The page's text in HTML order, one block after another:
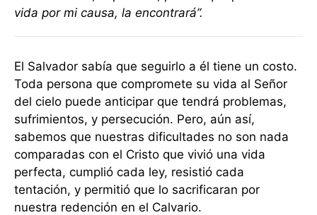
vida por mi causa, la encontrará”.
El Salvador sabía que seguirlo a él tiene un costo.
Toda persona que compromete su vida al Señor
del cielo puede anticipar que tendrá problemas,
sufrimientos, y persecución. Pero, aún así,
sabemos que nuestras dificultades no son nada
comparadas con el Cristo que vivió una vida
perfecta, cumplió cada ley, resistió cada
tentación, y permitió que lo sacrificaran por
nuestra redención en el Calvario.